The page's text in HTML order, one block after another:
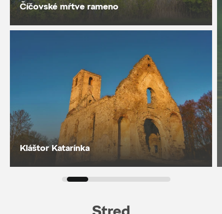
Číčovské mŕtve rameno
Kláštor Katarínka